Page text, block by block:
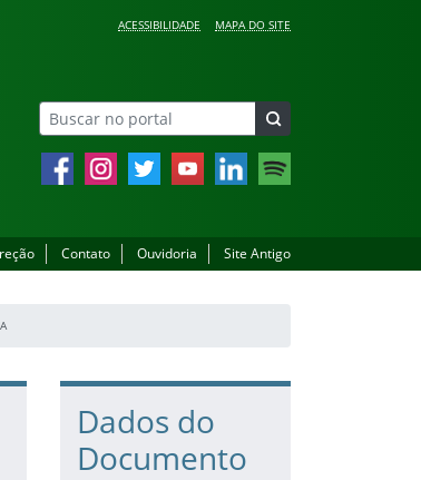
ACESSIBILIDADE MAPA DO SITE
FacebookInstagramTwitter YouTube LinkedIn Spotify
Contato Ouvidoria Site Antigo
Dados do
Documento